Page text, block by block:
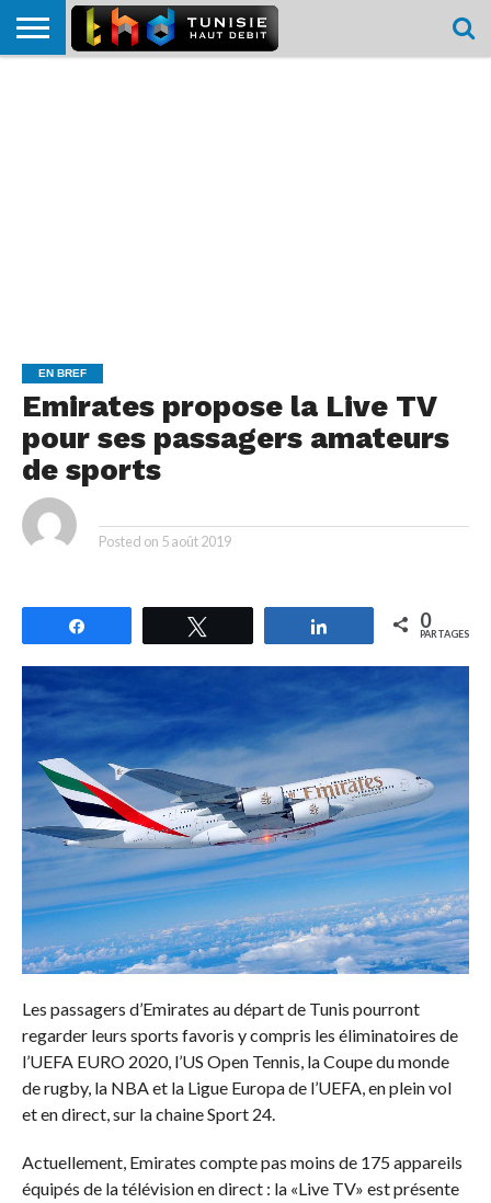
EN BREF
Emirates propose la Live TV
pour ses passagers amateurs
de sports
Posted on 5 août 2019
Partagez 0
PARTAGES
Les passagers d’Emirates au départ de Tunis pourront
regarder leurs sports favoris y compris les éliminatoires de
l’UEFA EURO 2020, l’US Open Tennis, la Coupe du monde
de rugby, la NBA et la Ligue Europa de l’UEFA, en plein vol
et en direct, sur la chaine Sport 24.
Actuellement, Emirates compte pas moins de 175 appareils
équipés de la télévision en direct : la «Live TV» est présente